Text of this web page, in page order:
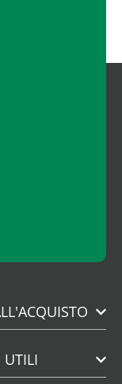
UTILI